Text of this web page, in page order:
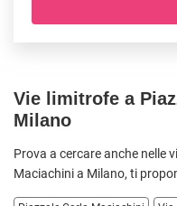
Vie limitrofe a
Milano
Prova a cercare anche nelle
Maciachini a Milano, ti